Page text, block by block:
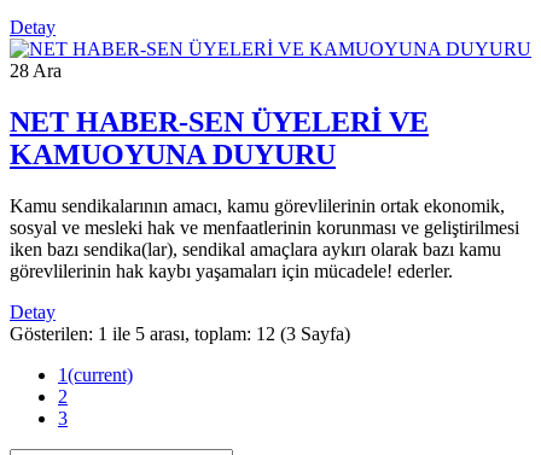
Her Yıl Bir Kitap Sendikamızdan
Detay